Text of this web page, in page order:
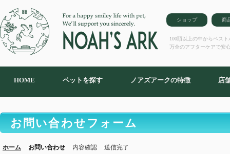
ショップ 商
100頭以上の中からベス
万全のアフターケアで安
HOME ペットを探す ノアズアークの特徴 店
お問い合わせフォーム
ホーム お問い合わせ 内容確認 送信完了